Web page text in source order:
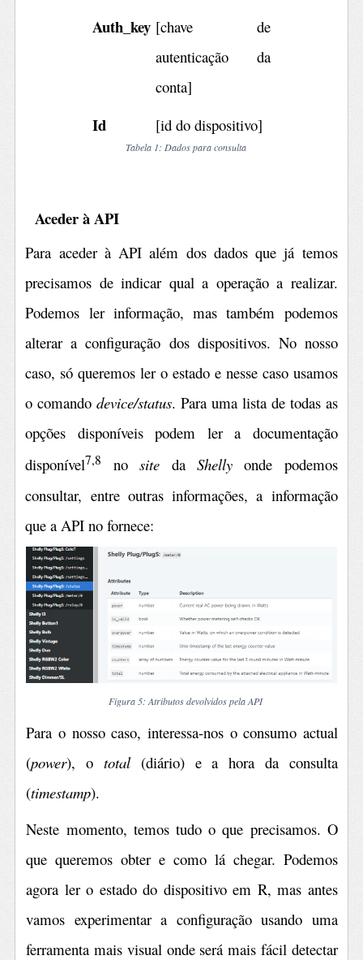
Auth_key [chave de
autenticação da
conta]
Id [id do dispositivo]
Tabela 1: Dados para consulta
Aceder à API
Para aceder à API além dos dados que já temos
precisamos de indicar qual a operação a realizar.
Podemos ler informação, mas também podemos
alterar a configuração dos dispositivos. No nosso
caso, só queremos ler o estado e nesse caso usamos
o comandodevice/status. Para uma lista de todas as
opções disponíveis podem ler a documentação
disponível7,8 nosite da Shellyonde podemos
consultar, entre outras informações, a informação
que a API no fornece:
Figura 5: Atributos devolvidos pela API
Para o nosso caso, interessa-nos o consumo actual
(power), o total(diário) e a hora da consulta
(timestamp).
Neste momento, temos tudo o que precisamos. O
que queremos obter e como lá chegar. Podemos
agora ler o estado do dispositivo em R, mas antes
vamos experimentar a configuração usando uma
ferramenta mais visual onde será mais fácil detectar